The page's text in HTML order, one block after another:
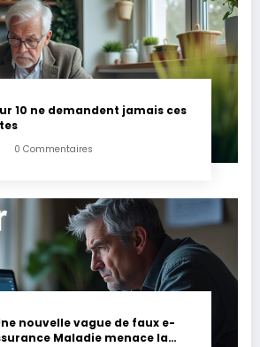
10 ne demandent jamais ces
0 Commentaires
nouvelle vague de faux e-
Maladie menace la